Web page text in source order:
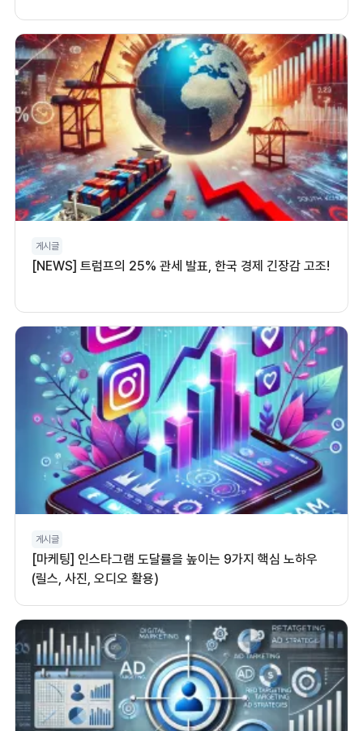
게시글
[NEWS] 트럼프의 25% 관세 발표, 한국 경제 긴장감 고조!
게시글
[마케팅] 인스타그램 도달률을 높이는 9가지 핵심 노하우
(릴스, 사진, 오디오 활용)